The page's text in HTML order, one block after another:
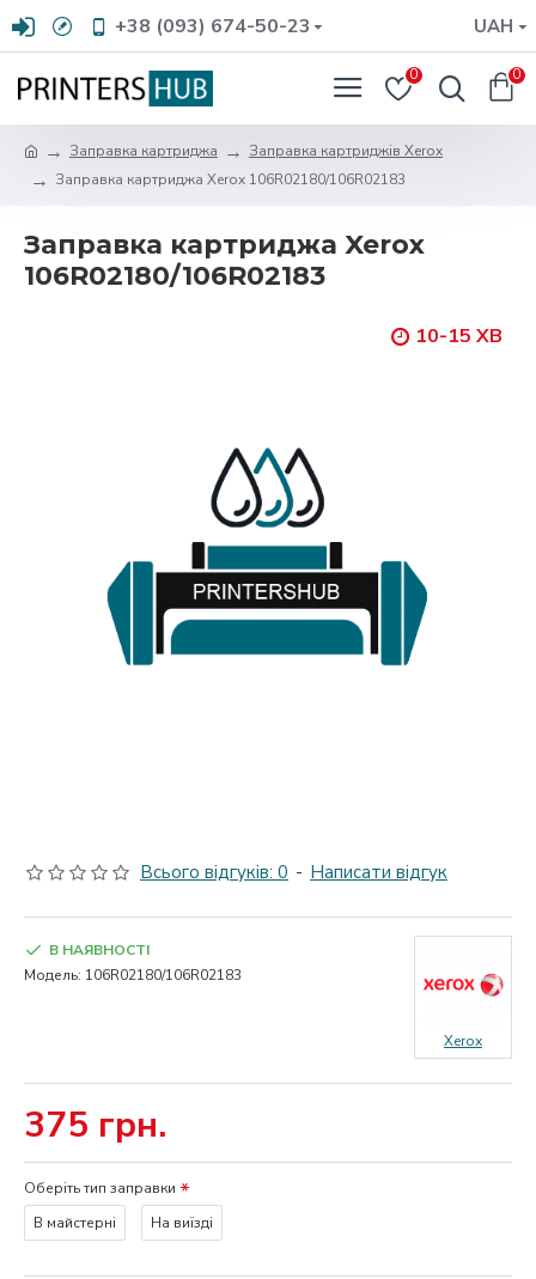
+38 (093) 674-50-23 UAH
0 0
Заправка картриджа
Заправка картриджів Xerox
Заправка картриджа Xerox 106R02180/106R02183
Заправка картриджа Xerox
106R02180/106R02183
10-15 ХВ
Всього відгуків: 0 - Написати відгук
375 грн.
В НАЯВНОСТІ
Модель: 106R02180/106R02183
Xerox
Оберіть тип заправки
В майстерні
На виїзді